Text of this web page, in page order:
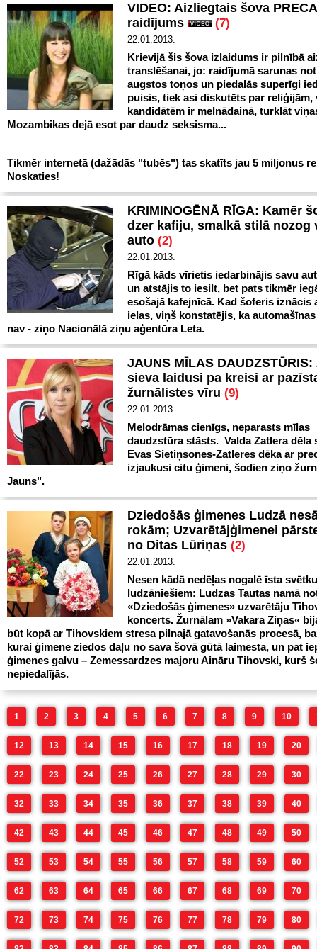
VIDEO: Aizliegtais šova
raidījums
(7)
22.01.2013.
Krievijā šis šova izlaidums ir pilnībā
translēšanai, jo: raidījumā sarunas
augstos toņos un piedalās superīgi
puisis, tiek asi diskutēts par reliģijām,
kandidātēm ir melnādainā, turklāt
Mozambikas dejā esot par daudz seksisma...
Tikmēr internetā (dažādās "tubēs") tas skatīts jau 5 miljonus
Noskaties!
KRIMINOGĒNĀ RĪGA: Kamēr
dzer kafiju, smalkā stilā nozog
auto (2)
22.01.2013.
Rīgā kāds vīrietis iedarbinājis savu
un atstājis to iesilt, bet pats tikmēr
esošajā kafejnīcā. Kad šoferis iznācis
ielas, viņš konstatējis, ka
nav - ziņo Nacionālā ziņu aģentūra Leta.
JAUNS MĪLAS DAUDZSTŪRIS:
sieva laidusi pa kreisi ar
žurnālistes vīru (9)
22.01.2013.
Melodrāmas cienīgs, neparasts mīlas
daudzstūra stāsts. Valda Zatlera dēla
Evas Sietiņsones-Zatleres dēka ar
izjaukusi citu ģimeni, šodien ziņo
Jauns".
Dziedošās ģimenes Ludzā
rokām; Uzvarētājģimenei
no Ditas Lūriņas (2)
22.01.2013.
Nesen kādā nedēļas nogalē īsta
ludzāniešiem: Ludzas Tautas namā
«Dziedošās ģimenes» uzvarētāju
koncerts. Žurnālam »Vakara Ziņas«
būt kopā ar Tihovskiem stresa pilnajā gatavošanās procesā,
kurai ģimene ziedos daļu no sava šovā gūtā laimesta, un pat
ģimenes galvu – Zemessardzes majoru Aināru Tihovski, kurš
nepiedalījās.
1 2 3 4 5 6 7 8 9 10
12 13 14 15 16 17 18 19 20
22 23 24 25 26 27 28 29 30
32 33 34 35 36 37 38 39 40
42 43 44 45 46 47 48 49 50
52 53 54 55 56 57 58 59 60
62 63 64 65 66 67 68 69 70
72 73 74 75 76 77 78 79 80